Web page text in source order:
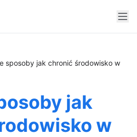
sposoby jak chronić środowisko w
jak
w